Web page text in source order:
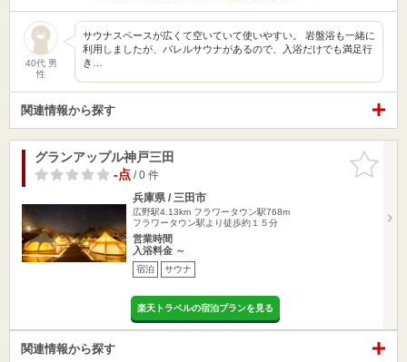
40代 男
性
サウナスペースが広くて空いていて使いやすい。 岩盤浴も一緒に
利用しましたが、バレルサウナがあるので、入浴だけでも満足行
き…
関連情報から探す
お気に入
りに追加
グランアップル神戸三田
-点/ 0 件
兵庫県 / 三田市
広野駅4.13km フラワータウン駅768m
フラワータウン駅より徒歩約１５分
営業時間
入浴料金 ～
宿泊 サウナ
楽天トラベルの宿泊プランを見る
関連情報から探す